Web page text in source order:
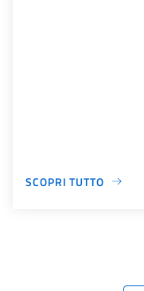
SCOPRI TUTTO